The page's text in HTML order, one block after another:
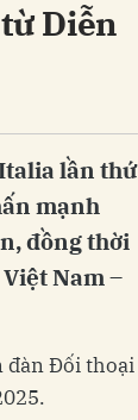
Diễn
lần thứ
mạnh
đồng thời
Nam –
đàn Đối thoại